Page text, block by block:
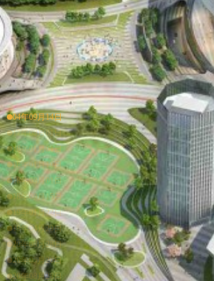
04年09月14日
17年08月01日
18年01月01日
18年01月10日
18年03月01日
18年09月15日
19年01月22日
19年04月29日
20年08月28日
20年05月20日
20年08月28日